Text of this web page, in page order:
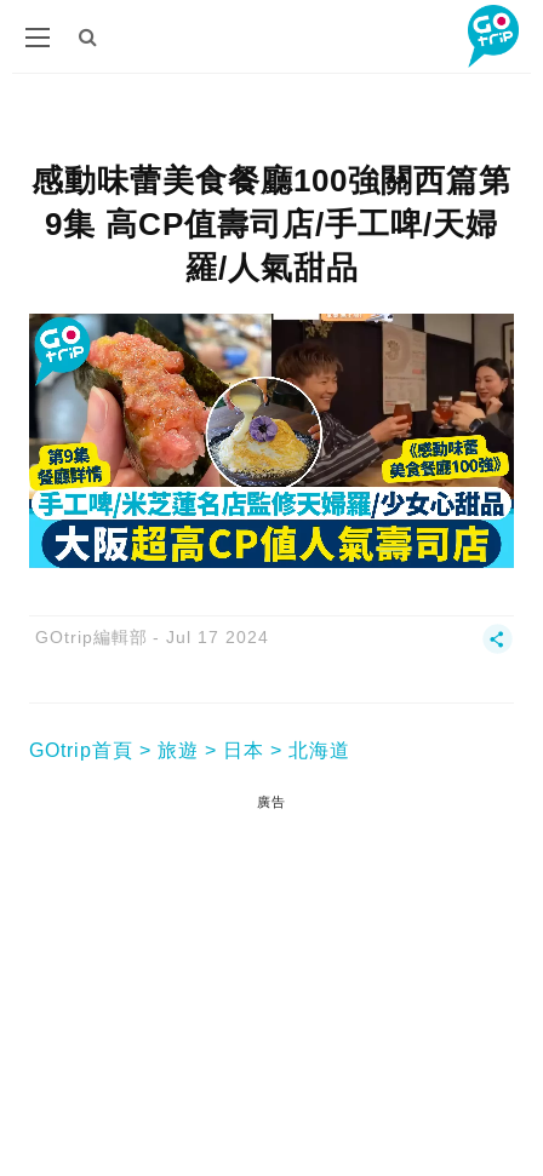
感動味蕾美食餐廳100強關西篇第
9集 高CP值壽司店/手工啤/天婦
羅/人氣甜品
GOtrip編輯部 Jul 17 2024
GOtrip首頁 旅遊 日本 北海道
廣告